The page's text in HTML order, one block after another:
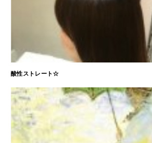
酸性ストレート☆